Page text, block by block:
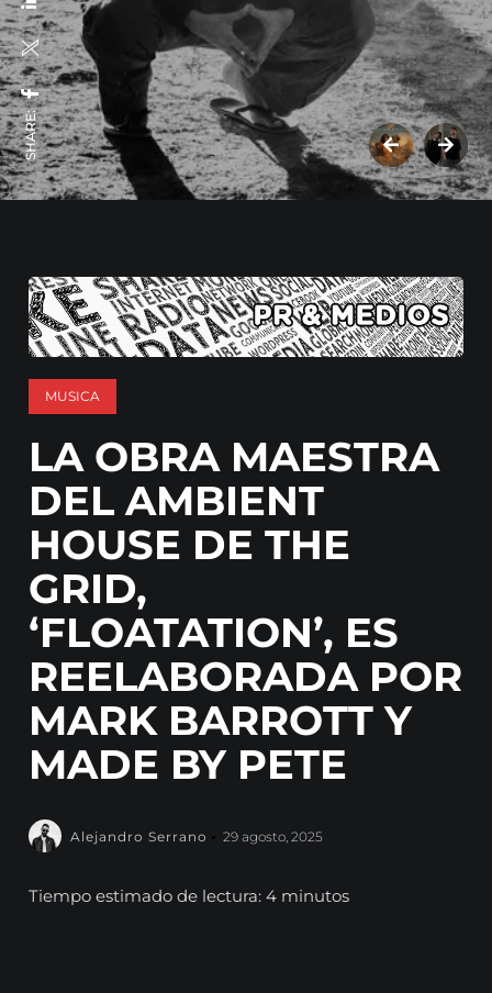
SHARE:
MUSICA
LA OBRA MAESTRA
DEL AMBIENT
HOUSE DE THE
GRID,
‘FLOATATION’, ES
REELABORADA POR
MARK BARROTT Y
MADE BY PETE
Alejandro Serrano 29 agosto, 2025
Tiempo estimado de lectura: 4 minutos